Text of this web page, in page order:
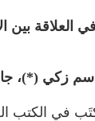
بين
زكي (*)،
في الكتب